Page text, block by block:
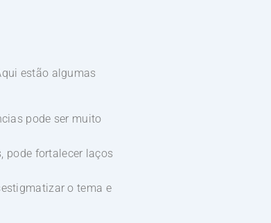
estão algumas
pode ser muito
pode fortalecer laços
o tema e